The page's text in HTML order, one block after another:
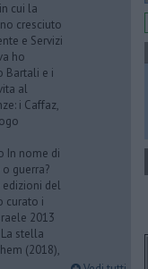
cui la
cresciuto
e Servizi
ho
Bartali e i
al
i Caffaz,
In nome di
guerra?
edizioni del
curato i
2013
stella
(2018),